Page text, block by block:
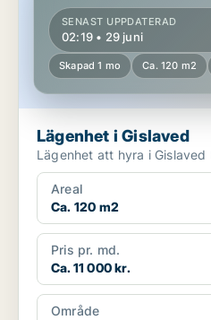
SENAST UPPDATERAD
02:19 • 29 juni
Skapad 1 mo Ca. 120 m2
Lägenhet i Gislaved
Areal
Ca. 120 m2
Pris pr. md.
Ca. 11 000 kr.
Område